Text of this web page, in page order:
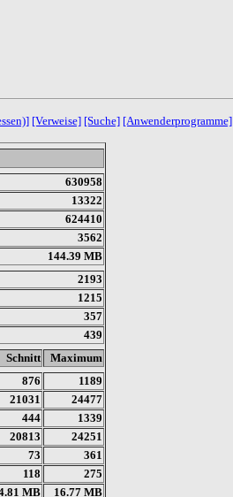
[Verweise] [Suche] [Anwenderprogramme]
630958
13322
624410
3562
144.39 MB
2193
1215
357
439
Schnitt
Maximum
876
1189
21031
24477
444
1339
20813
24251
73
361
118
275
MB
16.77 MB